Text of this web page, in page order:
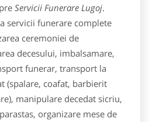
Servicii Funerare Lugoj.
servicii funerare complete
ceremoniei de
decesului, imbalsamare,
funerar, transport la
(spalare, coafat, barbierit
manipulare decedat sicriu,
organizare mese de